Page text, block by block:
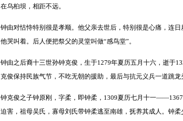
在乌桕坝，相距不远。
钟由对怙恃特别很是孝顺。他父亲去世后，特别很是心痛，连
他哭叫着。后人便把祭父的灵堂叫做“感鸟堂”。
钟由之后裔十三世孙钟克俊，生于1279年夏历五月十六，逝于
克俊保持民族气节，不吃无朝的援助，最后与抗元义兵一道跳龙
钟克俊之子钟原刚，字柔，即钟柔，1309夏历七月十一
迫害，祖母吴氏，寡母刘氏带钟柔逃至南雄，抚养其成人。钟